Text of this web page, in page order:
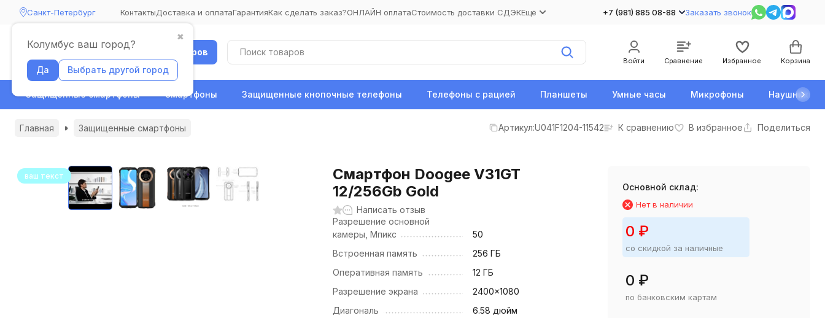
Санкт-Петербург
✖
Колумбус ваш город?
Да Выбрать другой город
КонтактыДоставка и оплатаГарантияКак сделать заказ?ОНЛАЙН оплатаСтоимость доставки СДЭКЕщё +7 (981) 885 08-88 Заказать звонок
Каталог товаров
Войти Сравнение Избранное Корзина
Защищенные смартфоны Смартфоны Защищенные кнопочные телефоны Телефоны с рацией Планшеты Умные часы Микрофоны Наушники
Главная Защищенные смартфоны Артикул:U041F1204-11542 К сравнению В избранное Поделиться
ваш текст
Смартфон Doogee V31GT
12/256Gb Gold
Написать отзыв
Разрешение основной
камеры, Мпикс
50
Встроенная память
256 ГБ
Оперативная память
12 ГБ
Разрешение экрана
2400x1080
Диагональ
6.58 дюйм
Основной склад:
Нет в наличии
0 ₽
со скидкой за наличные
0 ₽
по банковским картам